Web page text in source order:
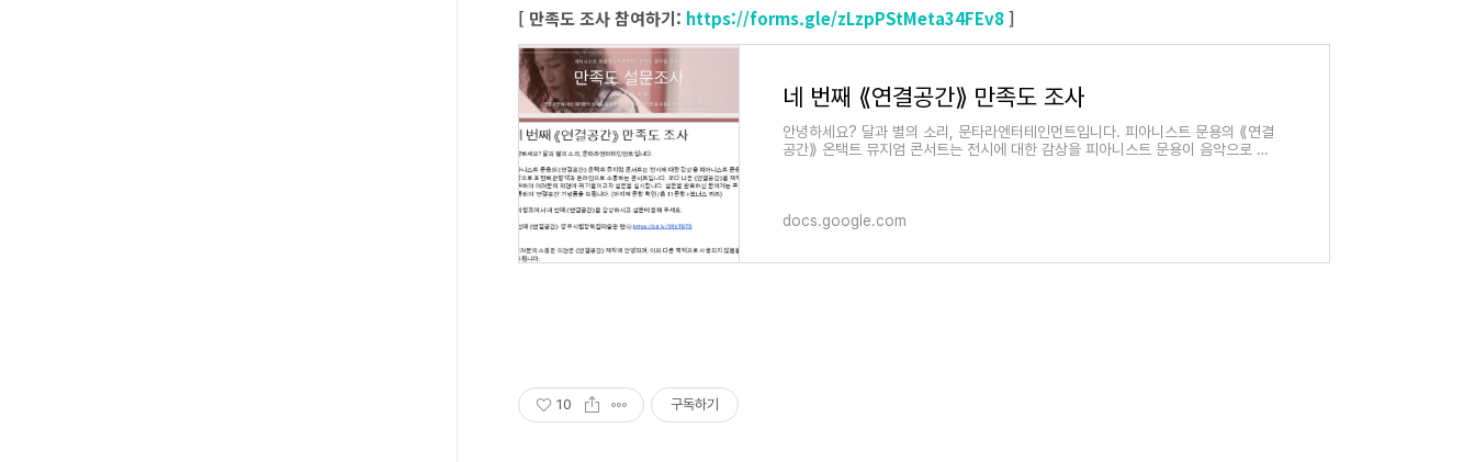
[ 만족도 조사 참여하기: https://forms.gle/zLzpPStMeta34FEv8]
네 번째 ⟪연결공간⟫ 만족도 조사
안녕하세요? 달과 별의 소리, 문타라엔터테인먼트입니다. 피아니스트 문용의 ⟪연결
공간⟫ 온택트 뮤지엄 콘서트는 전시에 대한 감상을 피아니스트 문용이 음악으로 표
docs.google.com
10 구독하기